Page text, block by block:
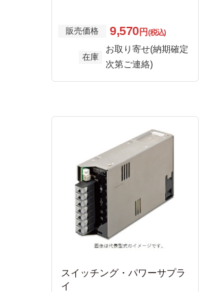
販売価格 9,570円(税込)
在庫
お取り寄せ(納期確定
次第ご連絡)
スイッチング・パワーサプラ
イ